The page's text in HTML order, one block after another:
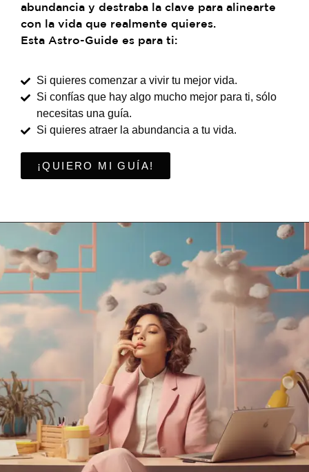
abundancia y destraba la clave para alinearte
con la vida que realmente quieres.
Esta Astro-Guide es para ti:
Si quieres comenzar a vivir tu mejor vida.
Si confías que hay algo mucho mejor para ti, sólo
necesitas una guía.
Si quieres atraer la abundancia a tu vida.
¡QUIERO MI GUÍA!